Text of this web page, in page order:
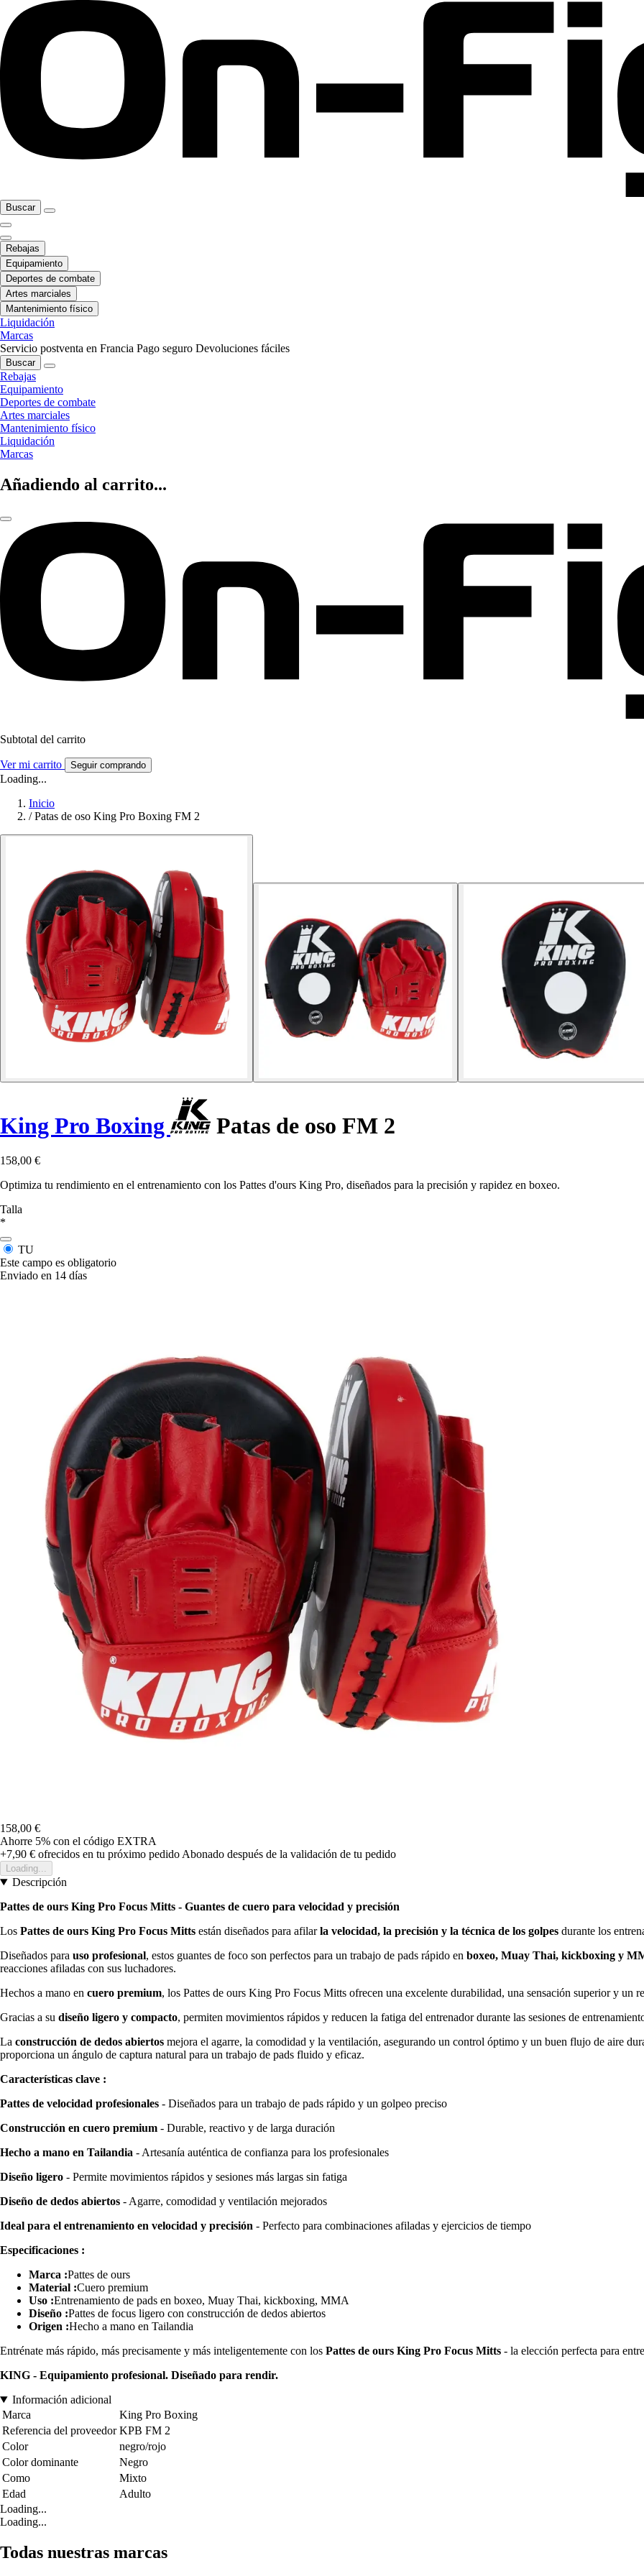
Buscar
Rebajas
Equipamiento
Deportes de combate
Artes marciales
Mantenimiento físico
Liquidación
Marcas
Servicio postventa en Francia Pago seguro Devoluciones fáciles
Buscar
Rebajas
Equipamiento
Deportes de combate
Artes marciales
Mantenimiento físico
Liquidación
Marcas
Añadiendo al carrito...
Subtotal del carrito
Ver mi carrito Seguir comprando
Loading...
Inicio
/ Patas de oso King Pro Boxing FM 2
King Pro Boxing Patas de oso FM 2
158,00 €
Optimiza tu rendimiento en el entrenamiento con los Pattes d'ours King Pro, diseñados para la precisión y rapidez en boxeo.
Talla
*
TU
Este campo es obligatorio
Enviado en 14 días
158,00 €
Ahorre 5% con el código EXTRA
+7,90 € ofrecidos en tu próximo pedido Abonado después de la validación de tu pedido
Loading...
Descripción
Pattes de ours King Pro Focus Mitts - Guantes de cuero para velocidad y precisión
Los Pattes de ours King Pro Focus Mitts están diseñados para afilarla velocidad, la precisión y la técnica de los golpes durante los
Diseñados para uso profesional, estos guantes de foco son perfectos para un trabajo de pads rápido en boxeo, Muay Thai, kickboxing y
reacciones afiladas con sus luchadores.
Hechos a mano en cuero premium, los Pattes de ours King Pro Focus Mitts ofrecen una excelente durabilidad, una sensación superior y un
Gracias a su diseño ligero y compacto, permiten movimientos rápidos y reducen la fatiga del entrenador durante las sesiones de
La construcción de dedos abiertos mejora el agarre, la comodidad y la ventilación, asegurando un control óptimo y un buen flujo de aire
proporciona un ángulo de captura natural para un trabajo de pads fluido y eficaz.
Características clave :
Pattes de velocidad profesionales - Diseñados para un trabajo de pads rápido y un golpeo preciso
Construcción en cuero premium - Durable, reactivo y de larga duración
Hecho a mano en Tailandia - Artesanía auténtica de confianza para los profesionales
Diseño ligero - Permite movimientos rápidos y sesiones más largas sin fatiga
Diseño de dedos abiertos - Agarre, comodidad y ventilación mejorados
Ideal para el entrenamiento en velocidad y precisión - Perfecto para combinaciones afiladas y ejercicios de tiempo
Especificaciones :
Marca :Pattes de ours
Material :Cuero premium
Uso :Entrenamiento de pads en boxeo, Muay Thai, kickboxing, MMA
Diseño :Pattes de focus ligero con construcción de dedos abiertos
Origen :Hecho a mano en Tailandia
Entrénate más rápido, más precisamente y más inteligentemente con los Pattes de ours King Pro Focus Mitts - la elección perfecta para
KING - Equipamiento profesional. Diseñado para rendir.
Información adicional
Marca
King Pro Boxing
Referencia del proveedor KPB FM 2
Color
negro/rojo
Color dominante
Negro
Como
Mixto
Edad
Adulto
Loading...
Loading...
Todas nuestras marcas